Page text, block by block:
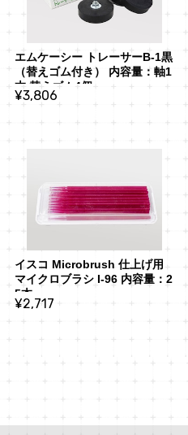
エムケーシー トレーサーB-1黒
（替えゴム付き） 内容量：軸1
本 替えゴム4個
¥3,806
イスコ Microbrush 仕上げ用
マイクロブラシ I-96 内容量：2
5本
¥2,717